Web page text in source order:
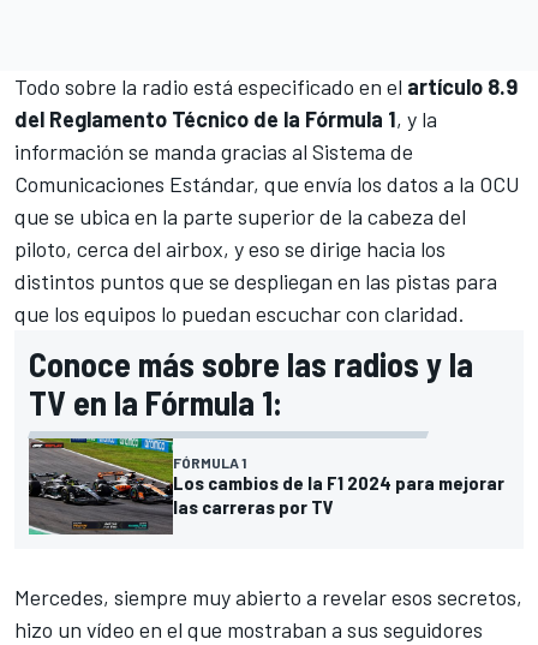
Todo sobre la radio está especificado en el artículo 8.9
del Reglamento Técnico de la Fórmula 1, y la
información se manda gracias al Sistema de
Comunicaciones Estándar, que envía los datos a la OCU
que se ubica en la parte superior de la cabeza del
piloto, cerca del airbox, y eso se dirige hacia los
distintos puntos que se despliegan en las pistas para
que los equipos lo puedan escuchar con claridad.
Conoce más sobre las radios y la
TV en la Fórmula 1:
FÓRMULA 1
Los cambios de la F1 2024 para mejorar
las carreras por TV
Mercedes, siempre muy abierto a revelar esos secretos,
hizo un vídeo en el que mostraban a sus seguidores